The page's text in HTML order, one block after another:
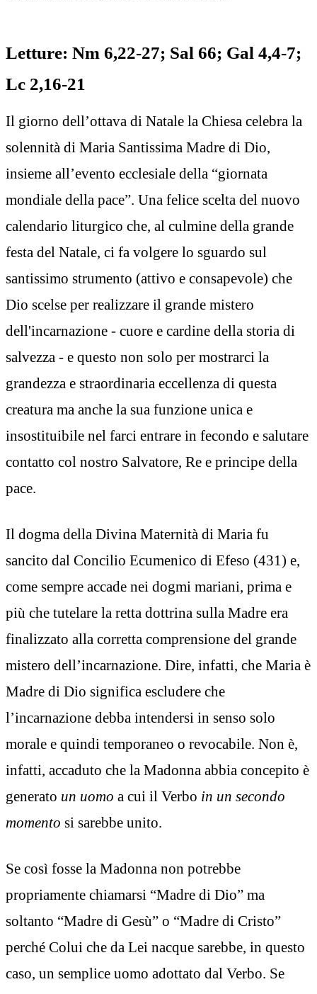
Letture: Nm 6,22-27; Sal 66; Gal 4,4-7;
Lc 2,16-21
Il giorno dell’ottava di Natale la Chiesa celebra la
solennità di Maria Santissima Madre di Dio,
insieme all’evento ecclesiale della “giornata
mondiale della pace”. Una felice scelta del nuovo
calendario liturgico che, al culmine della grande
festa del Natale, ci fa volgere lo sguardo sul
santissimo strumento (attivo e consapevole) che
Dio scelse per realizzare il grande mistero
dell'incarnazione - cuore e cardine della storia di
salvezza - e questo non solo per mostrarci la
grandezza e straordinaria eccellenza di questa
creatura ma anche la sua funzione unica e
insostituibile nel farci entrare in fecondo e salutare
contatto col nostro Salvatore, Re e principe della
pace.
Il dogma della Divina Maternità di Maria fu
sancito dal Concilio Ecumenico di Efeso (431) e,
come sempre accade nei dogmi mariani, prima e
più che tutelare la retta dottrina sulla Madre era
finalizzato alla corretta comprensione del grande
mistero dell’incarnazione. Dire, infatti, che Maria è
Madre di Dio significa escludere che
l’incarnazione debba intendersi in senso solo
morale e quindi temporaneo o revocabile. Non è,
infatti, accaduto che la Madonna abbia concepito è
generato un uomo a cui il Verbo in un secondo
momento si sarebbe unito.
Se così fosse la Madonna non potrebbe
propriamente chiamarsi “Madre di Dio” ma
soltanto “Madre di Gesù” o “Madre di Cristo”
perché Colui che da Lei nacque sarebbe, in questo
caso, un semplice uomo adottato dal Verbo. Se